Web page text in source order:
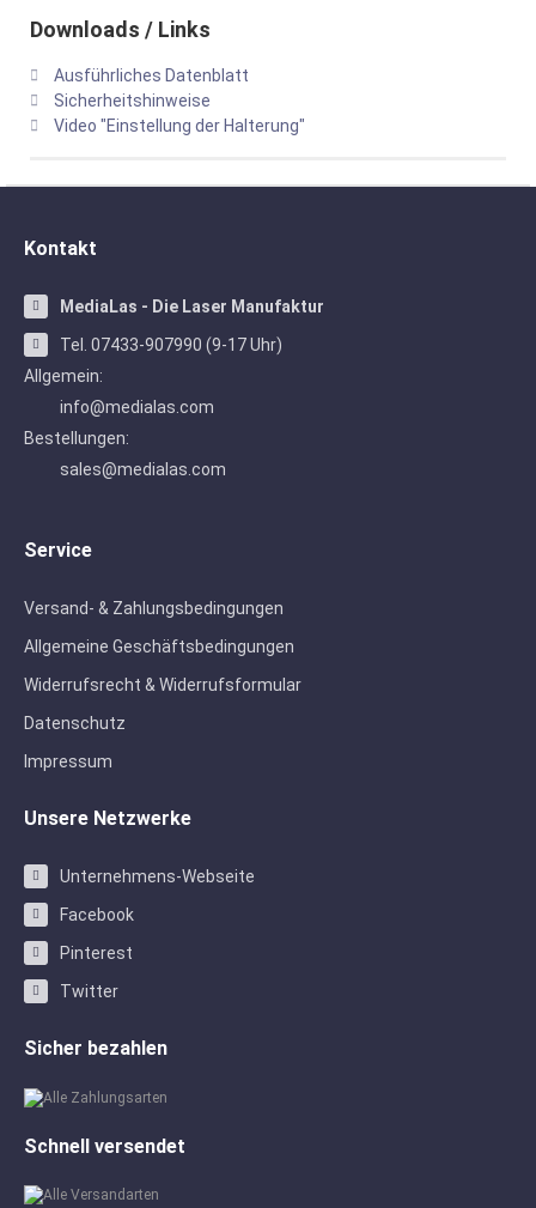
Downloads / Links
Ausführliches Datenblatt
Sicherheitshinweise
Video "Einstellung der Halterung"
Kontakt
MediaLas - Die Laser Manufaktur
Tel. 07433-907990 (9-17 Uhr)
Allgemein:
info@medialas.com
Bestellungen:
sales@medialas.com
Service
Versand- & Zahlungsbedingungen
Allgemeine Geschäftsbedingungen
Widerrufsrecht & Widerrufsformular
Datenschutz
Impressum
Unsere Netzwerke
Unternehmens-Webseite
Facebook
Pinterest
Twitter
Sicher bezahlen
Schnell versendet